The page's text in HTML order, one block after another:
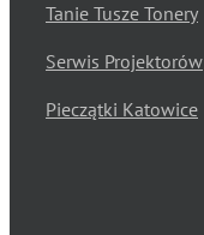
Tanie Tusze Tonery
Serwis Projektorów
Pieczątki Katowice